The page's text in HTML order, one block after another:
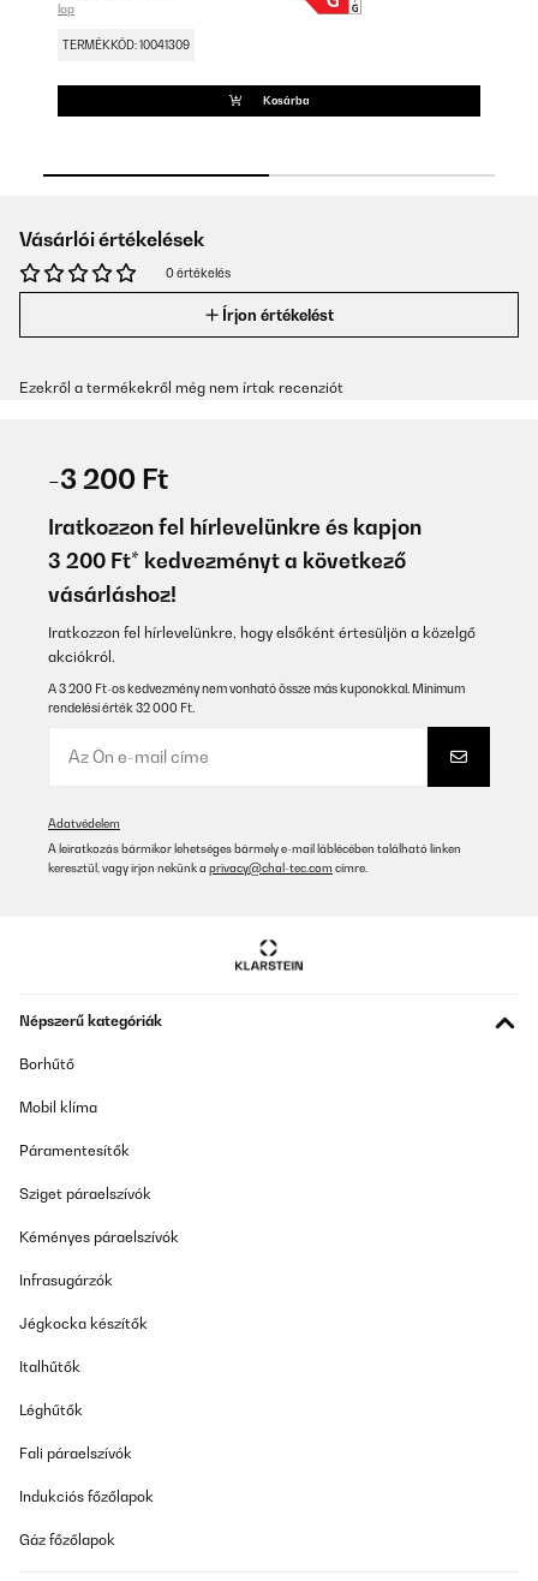
lap
TERMÉKKÓD: 10041309
Kosárba
Vásárlói értékelések
0 értékelés
Írjon értékelést
Ezekről a termékekről még nem írtak recenziót
-3 200 Ft
Iratkozzon fel hírlevelünkre és kapjon
3 200 Ft* kedvezményt a következő
vásárláshoz!
Iratkozzon fel hírlevelünkre, hogy elsőként értesüljön a közelgő
akciókról.
A 3 200 Ft-os kedvezmény nem vonható össze más kuponokkal. Minimum
rendelési érték 32 000 Ft.
Adatvédelem
A leiratkozás bármikor lehetséges bármely e-mail láblécében található linken
keresztül, vagy írjon nekünk a privacy@chal-tec.com címre.
Népszerű kategóriák
Borhűtő
Mobil klíma
Páramentesítők
Sziget páraelszívók
Kéményes páraelszívók
Infrasugárzók
Jégkocka készítők
Italhűtők
Léghűtők
Fali páraelszívók
Indukciós főzőlapok
Gáz főzőlapok